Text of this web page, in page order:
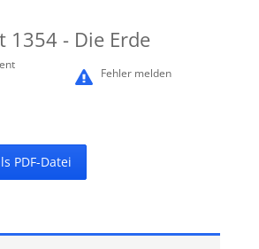
1354 - Die Erde
Fehler melden
PDF-Datei